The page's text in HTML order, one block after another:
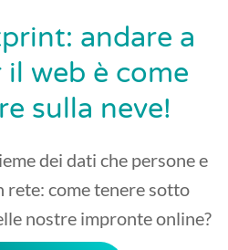
andare a
il web è come
sulla neve!
dei dati che persone e
rete: come tenere sotto
nostre impronte online?